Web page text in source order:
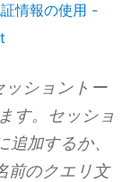
情報の使用 -
ッショントー
す。セッショ
加するか、
前のクエリ文